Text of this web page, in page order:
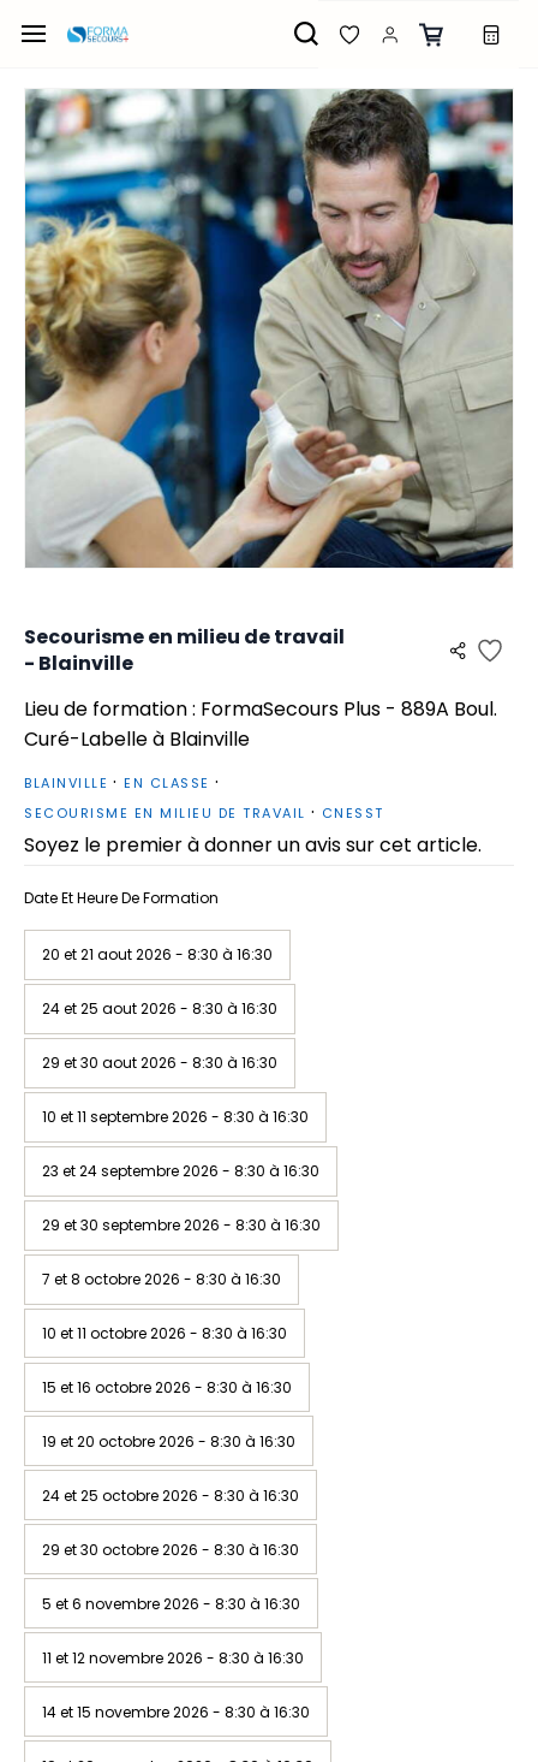
au
principal
Secourisme en milieu de travail
- Blainville
Lieu de formation : FormaSecours Plus - 889A Boul.
Curé-Labelle à Blainville
BLAINVILLE
EN CLASSE
SECOURISME EN MILIEU DE TRAVAIL
CNESST
Soyez le premier à donner un avis sur cet article.
Date Et Heure De Formation
20 et 21 aout 2026 - 8:30 à 16:30
24 et 25 aout 2026 - 8:30 à 16:30
29 et 30 aout 2026 - 8:30 à 16:30
10 et 11 septembre 2026 - 8:30 à 16:30
23 et 24 septembre 2026 - 8:30 à 16:30
29 et 30 septembre 2026 - 8:30 à 16:30
7 et 8 octobre 2026 - 8:30 à 16:30
10 et 11 octobre 2026 - 8:30 à 16:30
15 et 16 octobre 2026 - 8:30 à 16:30
19 et 20 octobre 2026 - 8:30 à 16:30
24 et 25 octobre 2026 - 8:30 à 16:30
29 et 30 octobre 2026 - 8:30 à 16:30
5 et 6 novembre 2026 - 8:30 à 16:30
11 et 12 novembre 2026 - 8:30 à 16:30
14 et 15 novembre 2026 - 8:30 à 16:30